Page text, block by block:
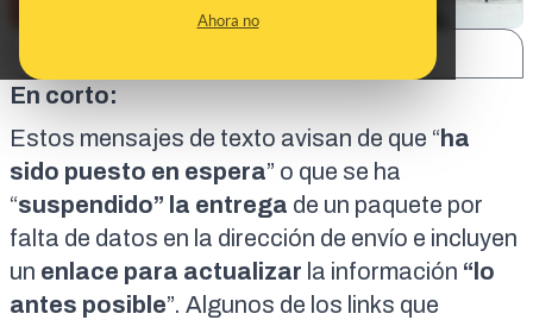
Ahora no
En corto:
Estos mensajes de texto avisan de que “ha
sido puesto en espera” o que se ha
“suspendido” la entrega de un paquete por
falta de datos en la dirección de envío e incluyen
un enlace para actualizar la información “lo
antes posible”. Algunos de los links que